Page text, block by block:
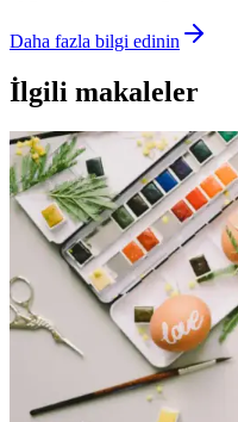
Daha fazla bilgi edinin
İlgili makaleler